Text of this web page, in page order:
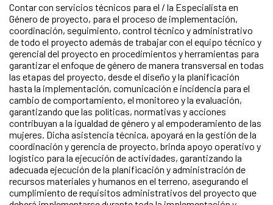
Contar con servicios técnicos para el / la Especialista en
Género de proyecto, para el proceso de implementación,
coordinación, seguimiento, control técnico y administrativo
de todo el proyecto además de trabajar con el equipo técnico y
gerencial del proyecto en procedimientos y herramientas para
garantizar el enfoque de género de manera transversal en todas
las etapas del proyecto, desde el diseño y la planificación
hasta la implementación, comunicación e incidencia para el
cambio de comportamiento, el monitoreo y la evaluación,
garantizando que las políticas, normativas y acciones
contribuyan a la igualdad de género y al empoderamiento de las
mujeres. Dicha asistencia técnica, apoyará en la gestión de la
coordinación y gerencia de proyecto, brinda apoyo operativo y
logístico para la ejecución de actividades, garantizando la
adecuada ejecución de la planificación y administración de
recursos materiales y humanos en el terreno, asegurando el
cumplimiento de requisitos administrativos del proyecto que